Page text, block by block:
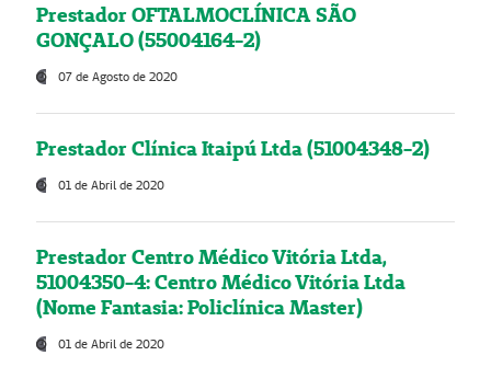
Prestador OFTALMOCLÍNICA SÃO
GONÇALO (55004164-2)
07 de Agosto de 2020
Prestador Clínica Itaipú Ltda (51004348-2)
01 de Abril de 2020
Prestador Centro Médico Vitória Ltda,
51004350-4: Centro Médico Vitória Ltda
(Nome Fantasia: Policlínica Master)
01 de Abril de 2020